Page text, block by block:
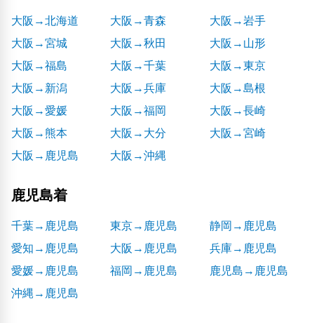
大阪→北海道 大阪→青森
大阪→岩手
大阪→宮城
大阪→秋田
大阪→山形
大阪→福島
大阪→千葉
大阪→東京
大阪→新潟
大阪→兵庫
大阪→島根
大阪→愛媛
大阪→福岡
大阪→長崎
大阪→熊本
大阪→大分
大阪→宮崎
大阪→鹿児島
大阪→沖縄
鹿児島着
千葉→鹿児島 東京→鹿児島
静岡→鹿児島
愛知→鹿児島
大阪→鹿児島
兵庫→鹿児島
愛媛→鹿児島
福岡→鹿児島
鹿児島→鹿児島
沖縄→鹿児島